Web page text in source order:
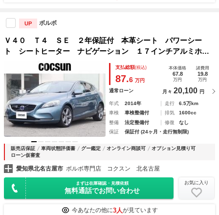
UP ボルボ
Ｖ４０ Ｔ４ ＳＥ ２年保証付 本革シート パワーシー
ト シートヒーター ナビゲーション １７インチアルミホイ
ール アダプティブクルーズコントロール キーレスドライ
ブ ブラインドスポットモニター ＥＴＣ 禁煙車
支払総額(税込)
87.6 万円
本体価格
67.8
万円
諸費用
19.8
万円
通常ローン 月々 20,100 円
年式 2014年 走行
6.5万km
車検
車検整備付 排気
1600cc
整備
法定整備付 修復
なし
保証
保証付 (24ヶ月・走行無制限)
販売店保証 車両状態評価書 グー鑑定 オンライン商談可
オプション見積り可
ローン仮審査
愛知県北名古屋市 ボルボ専門店 コクスン 北名古屋
まずは在庫確認・見積依頼
無料通話でお問い合わせ
お気に入り
今あなたの他に3人が見ています